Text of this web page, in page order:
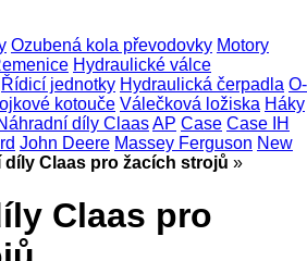
Ozubená kola převodovky Motory
Hydraulické válce
Řídicí jednotky Hydraulická čerpadla O-
kotouče Válečková ložiska Háky
díly ClaasAP Case Case IH
John Deere Massey Ferguson New
díly Claas pro žacích strojů »
Claas pro